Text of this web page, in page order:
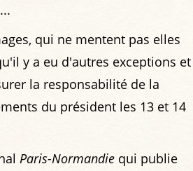
qui ne mentent pas elles
y a eu d'autres exceptions et
la responsabilité de la
du président les 13 et 14
Paris-Normandie qui publie